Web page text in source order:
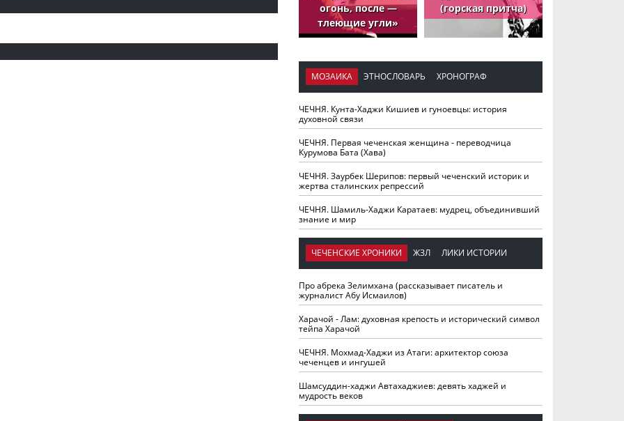
огонь, после —
тлеющие угли»
(горская притча)
МОЗАИКА ЭТНОСЛОВАРЬ ХРОНОГРАФ
ЧЕЧНЯ. Кунта-Хаджи Кишиев и гуноевцы: история
духовной связи
ЧЕЧНЯ. Первая чеченская женщина - переводчица
Курумова Бата (Хава)
ЧЕЧНЯ. Заурбек Шерипов: первый чеченский историк и
жертва сталинских репрессий
ЧЕЧНЯ. Шамиль-Хаджи Каратаев: мудрец, объединивший
знание и мир
ЧЕЧЕНСКИЕ ХРОНИКИ ЖЗЛ ЛИКИ ИСТОРИИ
Про абрека Зелимхана (рассказывает писатель и
журналист Абу Исмаилов)
Харачой - Лам: духовная крепость и исторический символ
тейпа Харачой
ЧЕЧНЯ. Мохмад-Хаджи из Атаги: архитектор союза
чеченцев и ингушей
Шамсуддин-хаджи Автахаджиев: девять хаджей и
мудрость веков